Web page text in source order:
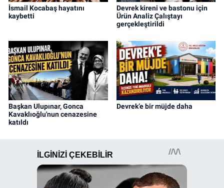
İsmail Kocabaş hayatını
kaybetti
Devrek kireni ve bastonu için
Ürün Analiz Çalıştayı
gerçekleştirildi
Başkan Ulupınar, Gonca
Kavaklıoğlu'nun cenazesine
katıldı
Devrek’e bir müjde daha